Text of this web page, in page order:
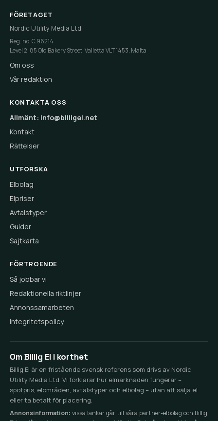
FÖRETAGET
Nordic Utility Media Ltd
Reg. no. C 96214
Level 2, 85 Old Bakery Street, Valletta VLT 1453, Malta
Om oss
Vår redaktion
KONTAKTA OSS
Allmänt: info@billigel.net
Kontakt
Rättelser
UTFORSKA
Elbolag
Elpriser
Avtalstyper
Guider
Sajtkarta
FÖRTROENDE
Så jobbar vi
Redaktionella riktlinjer
Annonssamarbeten
Integritetspolicy
Om Billig El i korthet
Billig El är en fristående svensk referens som drivs av Nordic
Utility Media Ltd. Vi förklarar hur elmarknaden fungerar –
spotpris, elområden, avtalstyper och elbolag – utan att sälja el
eller ta betalt för placering.
Annonsinformation: vissa länkar går till våra partner-elbolag och Billig